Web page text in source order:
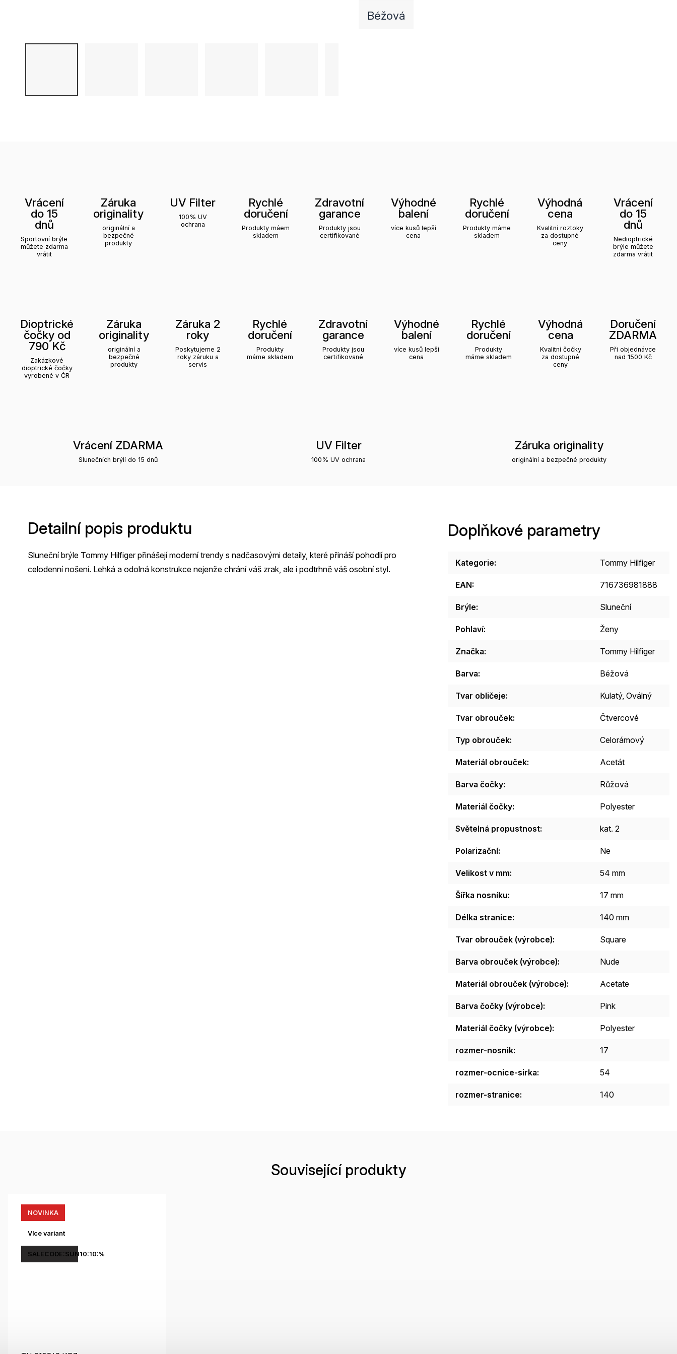
Béžová
Vrácení
do 15
dnů
Sportovní brýle
můžete zdarma
vrátit
Záruka
originality
originální a
bezpečné
produkty
UV Filter
100% UV
ochrana
Rychlé
doručení
Produkty máem
skladem
Zdravotní
garance
Produkty jsou
certifikované
Výhodné
balení
více kusů lepší
cena
Rychlé
doručení
Produkty máme
skladem
Výhodná
cena
Kvalitní roztoky
za dostupné
ceny
Vrácení
do 15
dnů
Nedioptrické
brýle můžete
zdarma vrátit
Dioptrické
čočky od
790 Kč
Zakázkové
dioptrické čočky
vyrobené v ČR
Záruka
originality
originální a
bezpečné
produkty
Záruka 2
roky
Poskytujeme 2
roky záruku a
servis
Rychlé
doručení
Produkty
máme skladem
Zdravotní
garance
Produkty jsou
certifikované
Výhodné
balení
více kusů lepší
cena
Rychlé
doručení
Produkty
máme skladem
Výhodná
cena
Kvalitní čočky
za dostupné
ceny
Doručení
ZDARMA
Při objednávce
nad 1500 Kč
Vrácení ZDARMA
Slunečních brýlí do 15 dnů
UV Filter
100% UV ochrana
Záruka originality
originální a bezpečné produkty
Detailní popis produktu
Sluneční brýle Tommy Hilfiger přinášejí moderní trendy s nadčasovými detaily, které přináší pohodlí pro
celodenní nošení. Lehká a odolná konstrukce nejenže chrání váš zrak, ale i podtrhně váš osobní styl.
Doplňkové parametry
Kategorie: Tommy Hilfiger
EAN: 716736981888
Brýle: Sluneční
Pohlaví: Ženy
Značka: Tommy Hilfiger
Barva: Béžová
Tvar obličeje: Kulatý, Oválný
Tvar obrouček: Čtvercové
Typ obrouček: Celorámový
Materiál obrouček: Acetát
Barva čočky: Růžová
Materiál čočky: Polyester
Světelná propustnost: kat. 2
Polarizační: Ne
Velikost v mm: 54 mm
Šířka nosníku: 17 mm
Délka stranice: 140 mm
Tvar obrouček (výrobce): Square
Barva obrouček (výrobce): Nude
Materiál obrouček (výrobce): Acetate
Barva čočky (výrobce): Pink
Materiál čočky (výrobce): Polyester
rozmer-nosnik: 17
rozmer-ocnice-sirka: 54
rozmer-stranice: 140
Související produkty
NOVINKA
Více variant
SALECODE:SUN10:10:%